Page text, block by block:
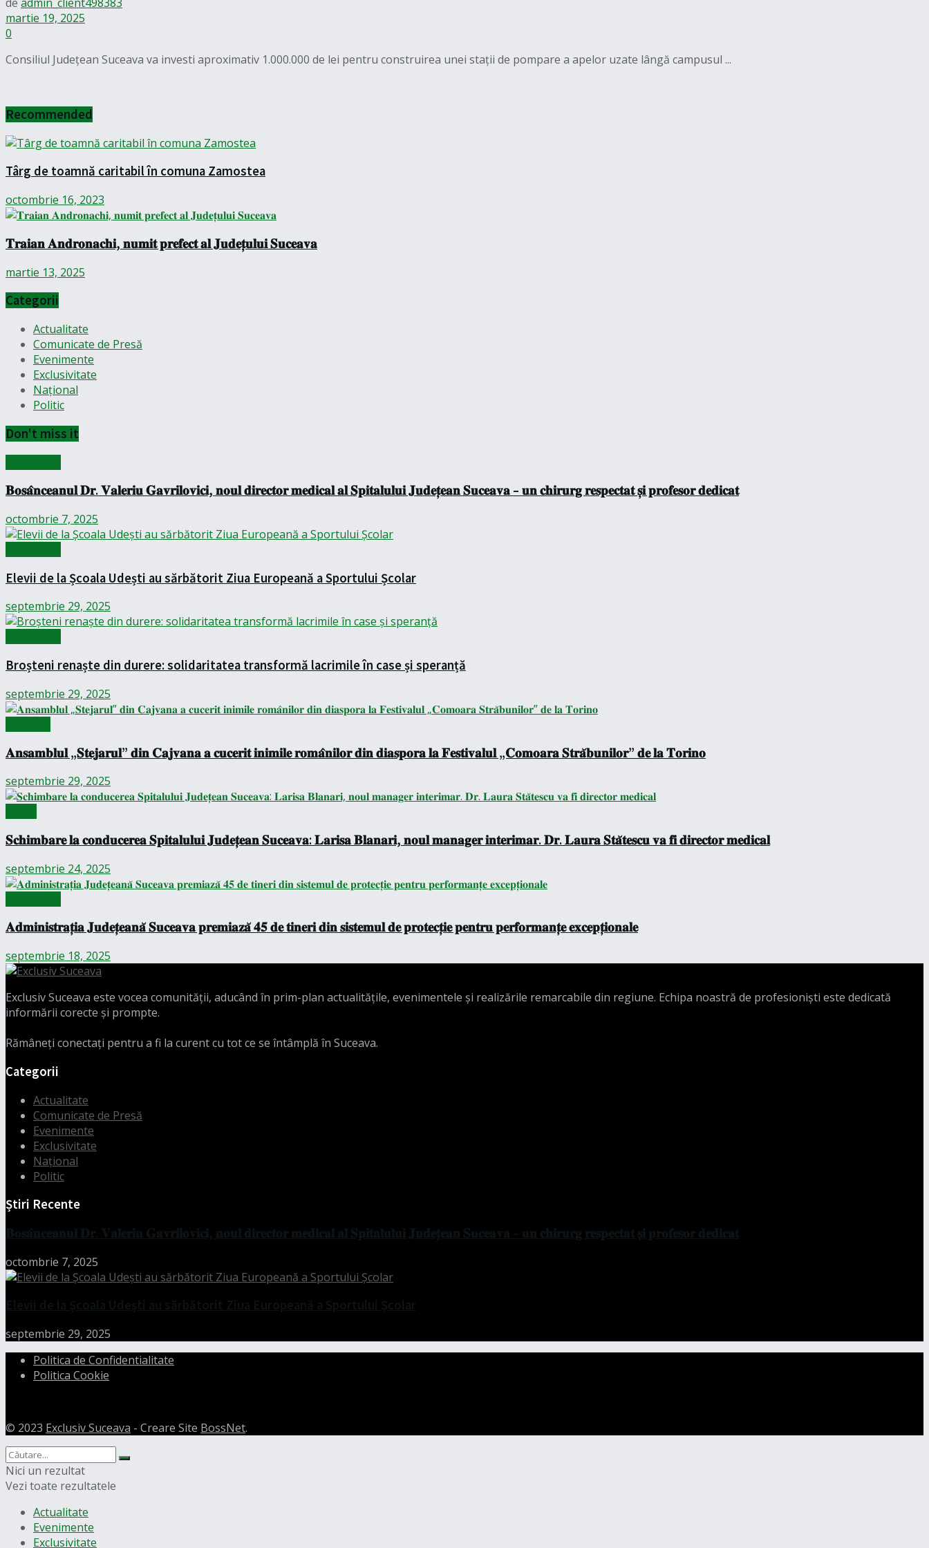
martie 19, 2025
0
Consiliul Județean Suceava va investi aproximativ 1.000.000 de lei pentru construirea unei stații de pompare a apelor uzate lângă campusul ...
Recommended
Târg de toamnă caritabil în comuna Zamostea
octombrie 16, 2023
𝐓𝐫𝐚𝐢𝐚𝐧 𝐀𝐧𝐝𝐫𝐨𝐧𝐚𝐜𝐡𝐢, 𝐧𝐮𝐦𝐢𝐭 𝐩𝐫𝐞𝐟𝐞𝐜𝐭 𝐚𝐥 𝐉𝐮𝐝𝐞𝐭̦𝐮𝐥𝐮𝐢 𝐒𝐮𝐜𝐞𝐚𝐯𝐚
martie 13, 2025
Categorii
Actualitate
Comunicate de Presă
Evenimente
Exclusivitate
Național
Politic
Don't miss it
𝐁𝐨𝐬𝐚̂𝐧𝐜𝐞𝐚𝐧𝐮𝐥 𝐃𝐫. 𝐕𝐚𝐥𝐞𝐫𝐢𝐮 𝐆𝐚𝐯𝐫𝐢𝐥𝐨𝐯𝐢𝐜𝐢, 𝐧𝐨𝐮𝐥 𝐝𝐢𝐫𝐞𝐜𝐭𝐨𝐫 𝐦𝐞𝐝𝐢𝐜𝐚𝐥 𝐚𝐥 𝐒𝐩𝐢𝐭𝐚𝐥𝐮𝐥𝐮𝐢 𝐉𝐮𝐝𝐞𝐭̦𝐞𝐚𝐧 𝐒𝐮𝐜𝐞𝐚𝐯𝐚 – 𝐮𝐧 𝐜𝐡𝐢𝐫𝐮𝐫𝐠 𝐫𝐞𝐬𝐩𝐞𝐜𝐭𝐚𝐭 𝐬̦𝐢 𝐩𝐫𝐨𝐟𝐞𝐬𝐨𝐫 𝐝𝐞𝐝𝐢𝐜𝐚𝐭
octombrie 7, 2025
Elevii de la Școala Udești au sărbătorit Ziua Europeană a Sportului Școlar
septembrie 29, 2025
Broșteni renaște din durere: solidaritatea transformă lacrimile în case și speranță
septembrie 29, 2025
𝐀𝐧𝐬𝐚𝐦𝐛𝐥𝐮𝐥 „𝐒𝐭𝐞𝐣𝐚𝐫𝐮𝐥” 𝐝𝐢𝐧 𝐂𝐚𝐣𝐯𝐚𝐧𝐚 𝐚 𝐜𝐮𝐜𝐞𝐫𝐢𝐭 𝐢𝐧𝐢𝐦𝐢𝐥𝐞 𝐫𝐨𝐦𝐚̂𝐧𝐢𝐥𝐨𝐫 𝐝𝐢𝐧 𝐝𝐢𝐚𝐬𝐩𝐨𝐫𝐚 𝐥𝐚 𝐅𝐞𝐬𝐭𝐢𝐯𝐚𝐥𝐮𝐥 „𝐂𝐨𝐦𝐨𝐚𝐫𝐚 𝐒𝐭𝐫𝐚̆𝐛𝐮𝐧𝐢𝐥𝐨𝐫” 𝐝𝐞 𝐥𝐚 𝐓𝐨𝐫𝐢𝐧𝐨
septembrie 29, 2025
𝐒𝐜𝐡𝐢𝐦𝐛𝐚𝐫𝐞 𝐥𝐚 𝐜𝐨𝐧𝐝𝐮𝐜𝐞𝐫𝐞𝐚 𝐒𝐩𝐢𝐭𝐚𝐥𝐮𝐥𝐮𝐢 𝐉𝐮𝐝𝐞𝐭̦𝐞𝐚𝐧 𝐒𝐮𝐜𝐞𝐚𝐯𝐚: 𝐋𝐚𝐫𝐢𝐬𝐚 𝐁𝐥𝐚𝐧𝐚𝐫𝐢, 𝐧𝐨𝐮𝐥 𝐦𝐚𝐧𝐚𝐠𝐞𝐫 𝐢𝐧𝐭𝐞𝐫𝐢𝐦𝐚𝐫. 𝐃𝐫. 𝐋𝐚𝐮𝐫𝐚 𝐒𝐭𝐚̆𝐭𝐞𝐬𝐜𝐮 𝐯𝐚 𝐟𝐢 𝐝𝐢𝐫𝐞𝐜𝐭𝐨𝐫 𝐦𝐞𝐝𝐢𝐜𝐚𝐥
septembrie 24, 2025
𝐀𝐝𝐦𝐢𝐧𝐢𝐬𝐭𝐫𝐚𝐭̦𝐢𝐚 𝐉𝐮𝐝𝐞𝐭̦𝐞𝐚𝐧𝐚̆ 𝐒𝐮𝐜𝐞𝐚𝐯𝐚 𝐩𝐫𝐞𝐦𝐢𝐚𝐳𝐚̆ 𝟒𝟓 𝐝𝐞 𝐭𝐢𝐧𝐞𝐫𝐢 𝐝𝐢𝐧 𝐬𝐢𝐬𝐭𝐞𝐦𝐮𝐥 𝐝𝐞 𝐩𝐫𝐨𝐭𝐞𝐜𝐭̦𝐢𝐞 𝐩𝐞𝐧𝐭𝐫𝐮 𝐩𝐞𝐫𝐟𝐨𝐫𝐦𝐚𝐧𝐭̦𝐞 𝐞𝐱𝐜𝐞𝐩𝐭̦𝐢𝐨𝐧𝐚𝐥𝐞
septembrie 18, 2025
Exclusiv Suceava este vocea comunității, aducând în prim-plan actualitățile, evenimentele și realizările remarcabile din regiune. Echipa noastră de profesioniști este dedicată
informării corecte și prompte.
Rămâneți conectați pentru a fi la curent cu tot ce se întâmplă în Suceava.
Categorii
Actualitate
Comunicate de Presă
Evenimente
Exclusivitate
Național
Politic
Știri Recente
octombrie 7, 2025
septembrie 29, 2025
Politica de Confidentialitate
Politica Cookie
© 2023 Exclusiv Suceava - Creare Site BossNet.
Nici un rezultat
Vezi toate rezultatele
Actualitate
Evenimente
Exclusivitate